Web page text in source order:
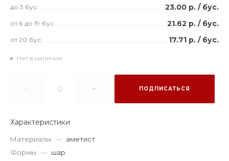
до 5 бус. 23.00 р. / бус.
от 6 до 19 бус. 21.62 р. / бус.
от 20 бус. 17.71 р. / бус.
Нет в наличии
- + ПОДПИСАТЬСЯ
Характеристики
Материалы — аметист
Формы — шар